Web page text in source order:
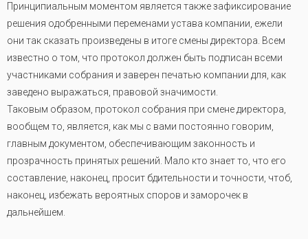
Принципиальным моментом является также зафиксирование
решения одобренными переменами устава компании, ежели
они так сказать произведены в итоге смены директора. Всем
известно о том, что протокол должен быть подписан всеми
участниками собрания и заверен печатью компании для, как
заведено выражаться, правовой значимости.
Таковым образом, протокол собрания при смене директора,
вообщем то, является, как мы с вами постоянно говорим,
главным документом, обеспечивающим законность и
прозрачность принятых решений. Мало кто знает то, что его
составление, наконец, просит бдительности и точности, чтоб,
наконец, избежать вероятных споров и заморочек в
дальнейшем.